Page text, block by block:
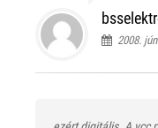
2008.